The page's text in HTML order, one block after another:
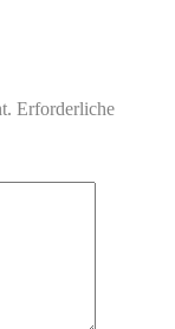
Erforderliche